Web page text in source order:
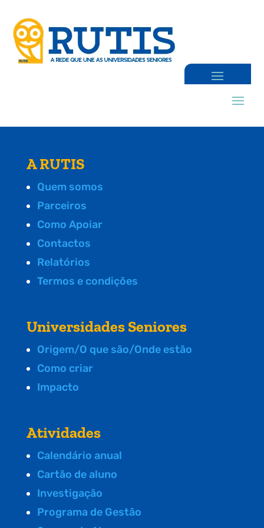
A RUTIS
Quem somos
Parceiros
Como Apoiar
Contactos
Relatórios
Termos e condições
Universidades Seniores
Origem/O que são/Onde estão
Como criar
Impacto
Atividades
Calendário anual
Cartão de aluno
Investigação
Programa de Gestão